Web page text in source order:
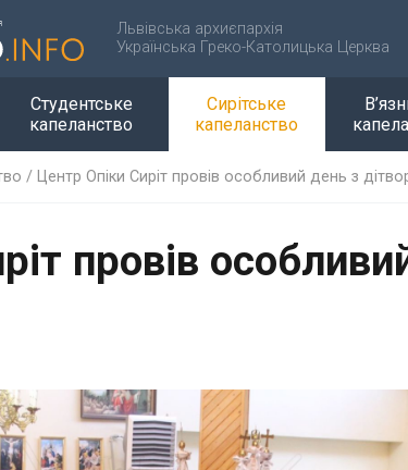
Львівська архиєпархія
Українська Греко-Католицька Церква
Студентське
капеланство
Сирітське
капеланство
/ Центр Опіки Сиріт провів особливий день з
провів